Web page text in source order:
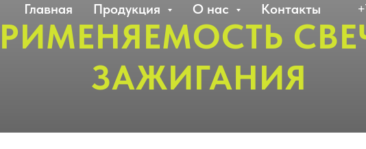
Главная Продукция О нас Контакты
ЗАЖИГАНИЯ